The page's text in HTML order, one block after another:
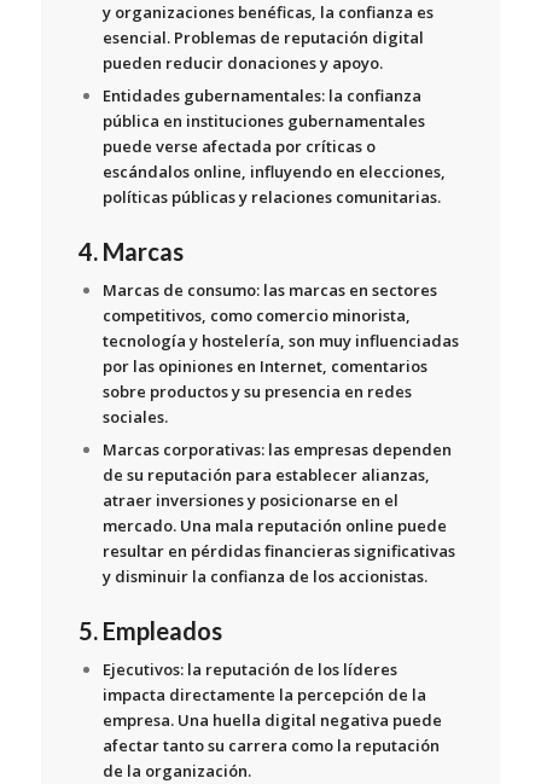
y organizaciones benéficas, la confianza es
esencial. Problemas de reputación digital
pueden reducir donaciones y apoyo.
Entidades gubernamentales:la confianza
pública en instituciones gubernamentales
puede verse afectada por críticas o
escándalos online, influyendo en elecciones,
políticas públicas y relaciones comunitarias.
4. Marcas
Marcas de consumo:las marcas en sectores
competitivos, como comercio minorista,
tecnología y hostelería, son muy influenciadas
por las opiniones en Internet, comentarios
sobre productos y su presencia en redes
sociales.
Marcas corporativas:las empresas dependen
de su reputación para establecer alianzas,
atraer inversiones y posicionarse en el
mercado. Una mala reputación online puede
resultar en pérdidas financieras significativas
y disminuir la confianza de los accionistas.
5. Empleados
Ejecutivos:la reputación de los líderes
impacta directamente la percepción de la
empresa. Una huella digital negativa puede
afectar tanto su carrera como la reputación
de la organización.